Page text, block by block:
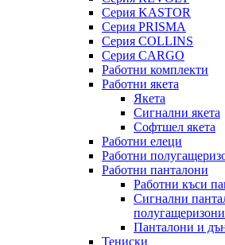
Серия KASTOR
Серия PRISMA
Серия COLLINS
Серия CARGO
Работни комплекти
Работни якета
Якета
Сигнални якета
Софтшел якета
Работни елеци
Работни
Работни панталони
Работни къси
Сигнални
полугащеризони
Панталони и
Тениски